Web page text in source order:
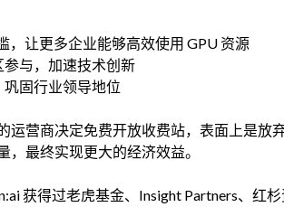
，让更多企业能够高效使用 GPU 资源
与，加速技术创新
固行业领导地位
运营商决定免费开放收费站，表面上是放
，最终实现更大的经济效益。
获得过老虎基金、Insight Partners、红